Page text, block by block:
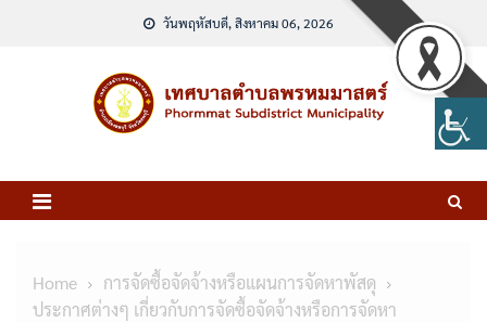
วันพฤหัสบดี, สิงหาคม 06, 2026
Home
การจัดซื้อจัดจ้างหรือแผนการจัดหาพัสดุ
ประกาศต่างๆ เกี่ยวกับการจัดซื้อจัดจ้างหรือการจัดหา